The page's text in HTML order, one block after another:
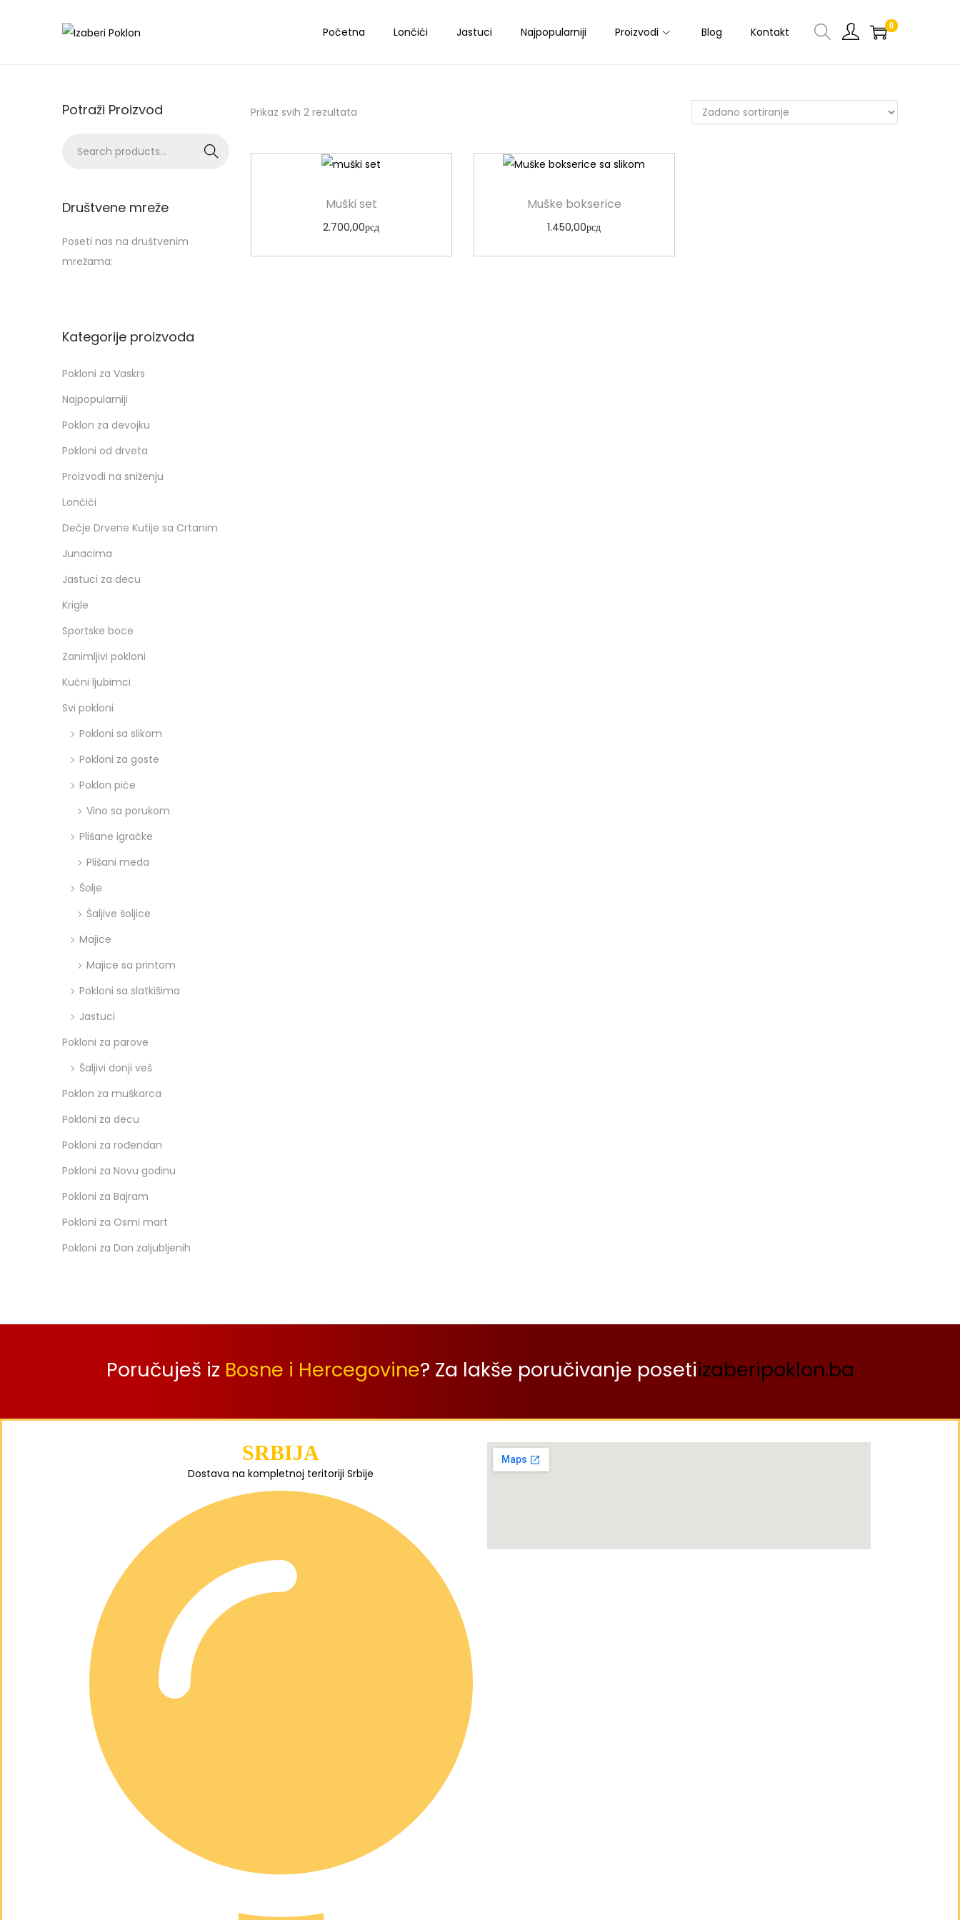
Početna Lončići Jastuci Najpopularniji Proizvodi Blog Kontakt 0
Prikaz svih 2 rezultata
Muški set
2.700,00рсд
Muške bokserice
1.450,00рсд
Potraži Proizvod
Search
Društvene mreže
Poseti nas na društvenim
mrežama:
Kategorije proizvoda
Pokloni za Vaskrs
Najpopularniji
Poklon za devojku
Pokloni od drveta
Proizvodi na sniženju
Lončići
Dečje Drvene Kutije sa Crtanim
Junacima
Jastuci za decu
Krigle
Sportske boce
Zanimljivi pokloni
Kućni ljubimci
Svi pokloni
Pokloni sa slikom
Pokloni za goste
Poklon piće
Vino sa porukom
Plišane igračke
Plišani meda
Šolje
Šaljive šoljice
Majice
Majice sa printom
Pokloni sa slatkišima
Jastuci
Pokloni za parove
Šaljivi donji veš
Poklon za muškarca
Pokloni za decu
Pokloni za rođendan
Pokloni za Novu godinu
Pokloni za Bajram
Pokloni za Osmi mart
Pokloni za Dan zaljubljenih
Poručuješ iz Bosne i Hercegovine? Za lakše poručivanje posetiizaberipoklon.ba
SRBIJA
Dostava na kompletnoj teritoriji Srbije